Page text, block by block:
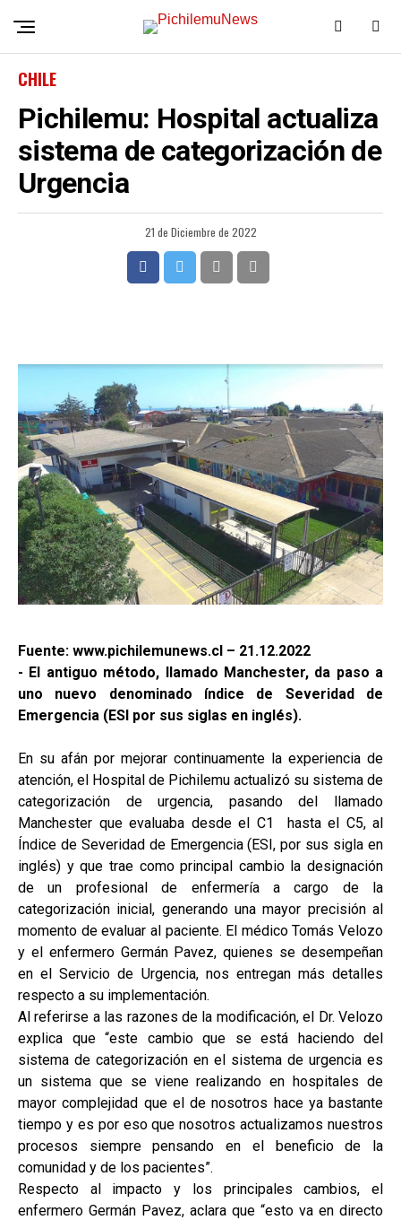
CHILE
Pichilemu: Hospital actualiza
sistema de categorización de
Urgencia
21 de Diciembre de 2022
Fuente: www.pichilemunews.cl – 21.12.2022
- El antiguo método, llamado Manchester, da paso a
uno nuevo denominado índice de Severidad de
Emergencia (ESI por sus siglas en inglés).
En su afán por mejorar continuamente la experiencia de
atención, el Hospital de Pichilemu actualizó su sistema de
categorización de urgencia, pasando del llamado
Manchester que evaluaba desde el C1 hasta el C5, al
Índice de Severidad de Emergencia (ESI, por sus sigla en
inglés) y que trae como principal cambio la designación
de un profesional de enfermería a cargo de la
categorización inicial, generando una mayor precisión al
momento de evaluar al paciente. El médico Tomás Velozo
y el enfermero Germán Pavez, quienes se desempeñan
en el Servicio de Urgencia, nos entregan más detalles
respecto a su implementación.
Al referirse a las razones de la modificación, el Dr. Velozo
explica que “este cambio que se está haciendo del
sistema de categorización en el sistema de urgencia es
un sistema que se viene realizando en hospitales de
mayor complejidad que el de nosotros hace ya bastante
tiempo y es por eso que nosotros actualizamos nuestros
procesos siempre pensando en el beneficio de la
comunidad y de los pacientes”.
Respecto al impacto y los principales cambios, el
enfermero Germán Pavez, aclara que “esto va en directo